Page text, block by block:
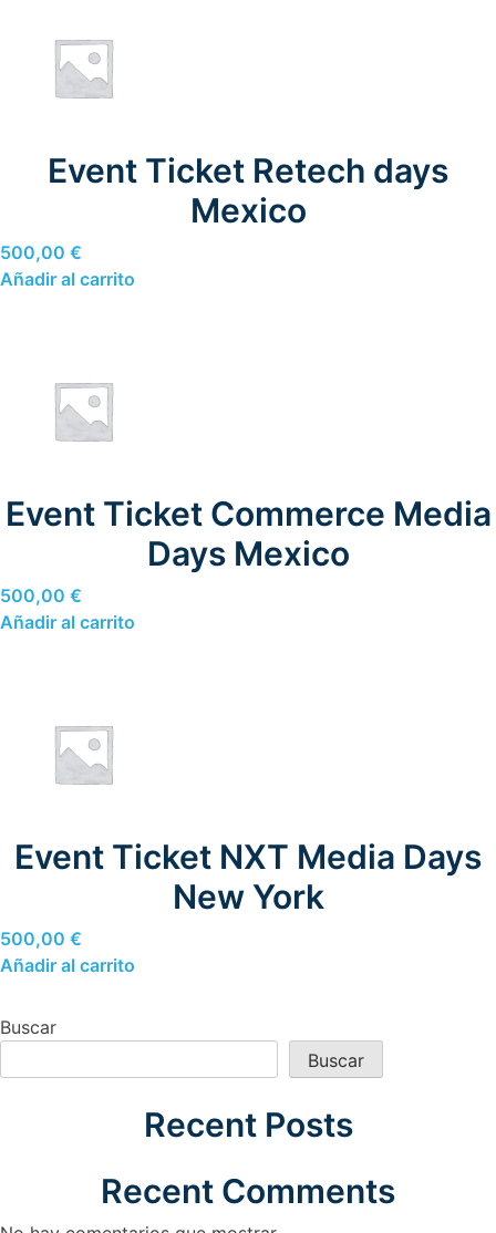
Event Ticket Retech days
Mexico
500,00 €
Añadir al carrito
Event Ticket Commerce Media
Days Mexico
500,00 €
Añadir al carrito
Event Ticket NXT Media Days
New York
500,00 €
Añadir al carrito
Buscar
Buscar
Recent Posts
Recent Comments